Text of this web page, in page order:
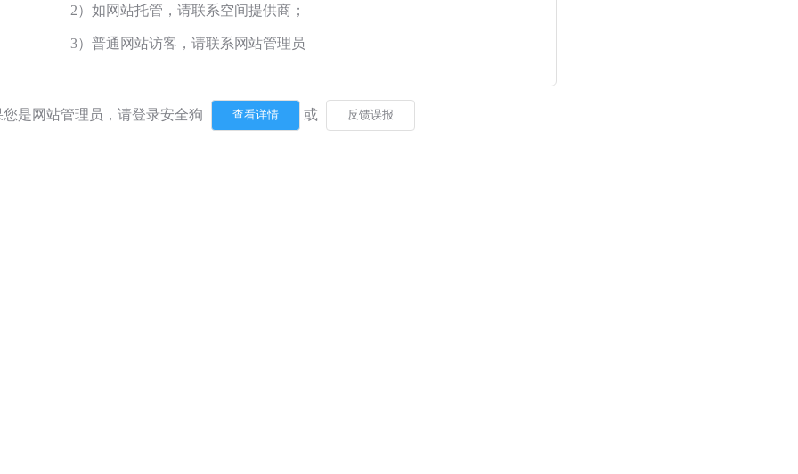
2）如网站托管，请联系空间提供商；
3）普通网站访客，请联系网站管理员
您是网站管理员，请登录安全狗 或